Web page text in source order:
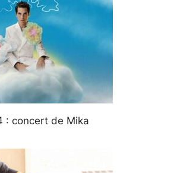
: concert de Mika